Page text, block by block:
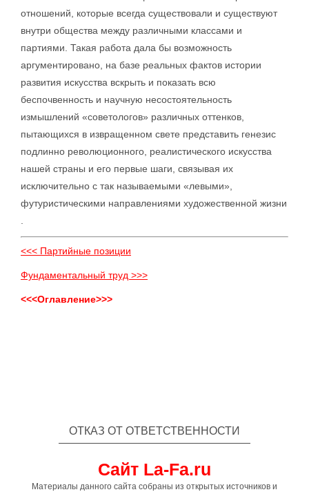
отношений, которые всегда существовали и существуют
внутри общества между различными классами и
партиями. Такая работа дала бы возможность
аргументировано, на базе реальных фактов истории
развития искусства вскрыть и показать всю
беспочвенность и научную несостоятельность
измышлений «советологов» различных оттенков,
пытающихся в извращенном свете представить генезис
подлинно революционного, реалистического искусства
нашей страны и его первые шаги, связывая их
исключительно с так называемыми «левыми»,
футуристическими направлениями художественной жизни
<<< Партийные позиции
Фундаментальный труд >>>
<<<Оглавление>>>
ОТКАЗ ОТ ОТВЕТСТВЕННОСТИ
Сайт La-Fa.ru
Материалы данного сайта собраны из открытых источников и